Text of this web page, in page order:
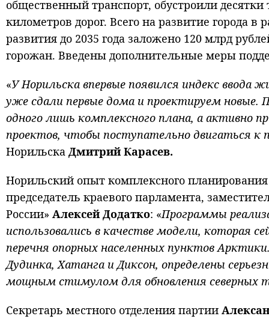
общественный транспорт, обустроили
километров дорог. Всего на развитие города
развития до 2035 года заложено 120 млрд
горожан. Введены дополнительные меры
«У Норильска впервые появился индекс
уже сдали первые дома и проектируем
одного лишь комплексного плана, а активно
проектов, чтобы поступательно двигаться к
Норильска Дмитрий Карасев.
Норильский опыт комплексного
председатель краевого парламента,
России» Алексей Додатко: «Программы
использовались в качестве модели, которая
перечня опорных населенных пунктов
Дудинка, Хатанга и Диксон, определены
мощным стимулом для обновления северных
Секретарь местного отделения партии